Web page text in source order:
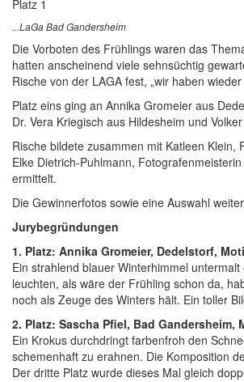
Platz 1
...LaGa Bad Gandersheim
Die Vorboten des Frühlings waren das
hatten anscheinend viele sehnsüchtig
Rische von der LAGA fest, „wir haben
Platz eins ging an Annika Gromeier aus
Dr. Vera Kriegisch aus Hildesheim und
Rische bildete zusammen mit Katleen
Elke Dietrich-Puhlmann,
ermittelt.
Die Gewinnerfotos sowie eine Auswahl
Jurybegründungen
1. Platz: Annika Gromeier, Dedelstorf,
Ein strahlend blauer Winterhimmel
leuchten, als wäre der Frühling schon da,
noch als Zeuge des Winters hält. Ein toller
2. Platz: Sascha Pfiel, Bad Gandersheim,
Ein Krokus durchdringt farbenfroh den
schemenhaft zu erahnen. Die Komposition
Der dritte Platz wurde dieses Mal gleich